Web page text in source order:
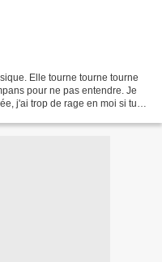
Elle tourne tourne tourne
pour ne pas entendre. Je
j'ai trop de rage en moi si tu